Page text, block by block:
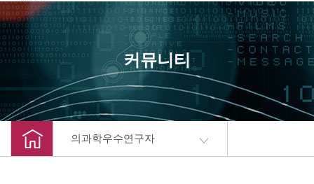
커뮤니티
의과학우수연구자